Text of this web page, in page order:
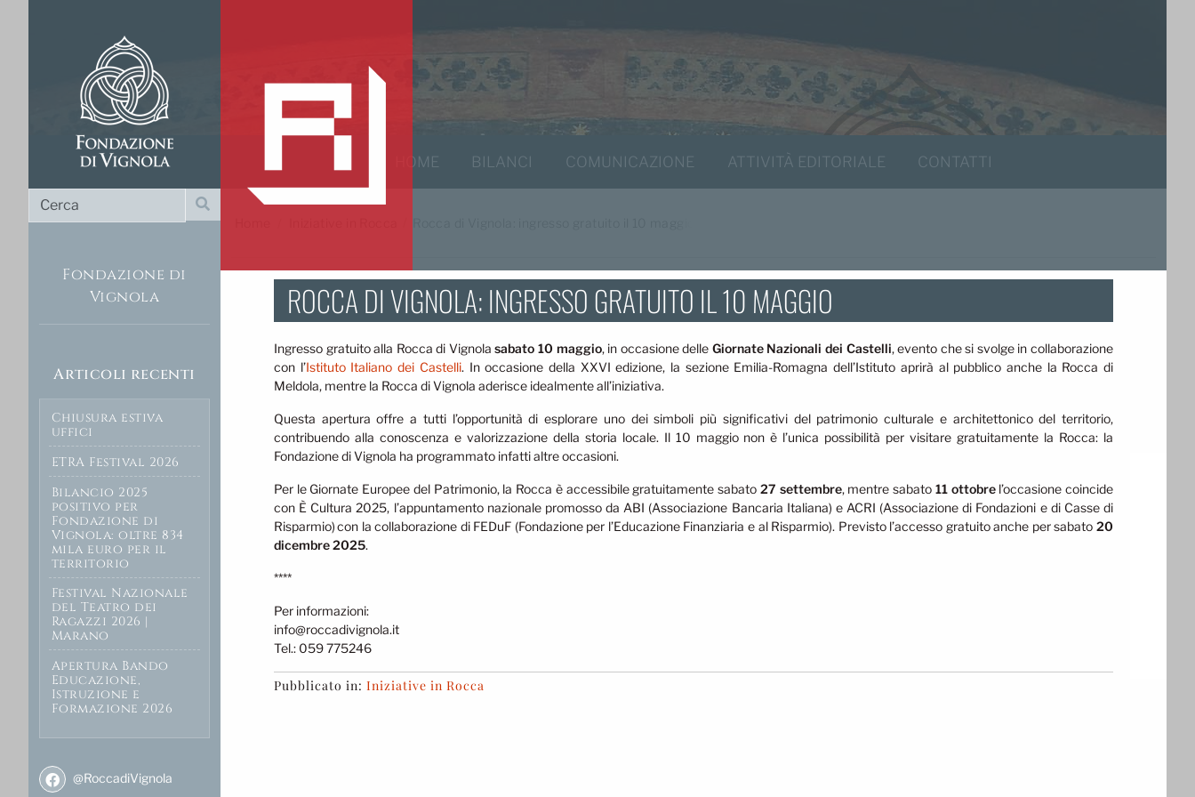
HOME BILANCI COMUNICAZIONE ATTIVITÀ EDITORIALE CONTATTI
Cerca
Fondazione di
Vignola
Articoli recenti
Chiusura estiva
uffici
ETRA Festival 2026
Bilancio 2025
positivo per
Fondazione di
Vignola: oltre 834
mila euro per il
territorio
Festival Nazionale
del Teatro dei
Ragazzi 2026 |
Marano
Apertura Bando
Educazione,
Istruzione e
Formazione 2026
@RoccadiVignola
ROCCA DI VIGNOLA: INGRESSO GRATUITO IL 10 MAGGIO
Ingresso gratuito alla Rocca di Vignolasabato 10 maggio, in occasione delle Giornate Nazionali dei Castelli, evento che si svolge in collaborazione
con l’Istituto Italiano dei Castelli. In occasione della XXVI edizione, la sezione Emilia-Romagna dell’Istituto aprirà al pubblico anche la Rocca di
Meldola, mentre la Rocca di Vignola aderisce idealmente all’iniziativa.
Questa apertura offre a tutti l’opportunità di esplorare uno dei simboli più significativi del patrimonio culturale e architettonico del territorio,
contribuendo alla conoscenza e valorizzazione della storia locale. Il 10 maggio non è l’unica possibilità per visitare gratuitamente la Rocca: la
Fondazione di Vignola ha programmato infatti altre occasioni.
Per le Giornate Europee del Patrimonio, la Rocca è accessibile gratuitamente sabato 27 settembre, mentre sabato 11 ottobrel’occasione coincide
con È Cultura 2025, l’appuntamento nazionale promosso da ABI (Associazione Bancaria Italiana) e ACRI (Associazione di Fondazioni e di Casse di
Risparmio) con la collaborazione di FEDuF (Fondazione per l’Educazione Finanziaria e al Risparmio). Previsto l’accesso gratuito anche per sabato 20
dicembre 2025.
****
Per informazioni:
info@roccadivignola.it
Tel.: 059 775246
Pubblicato in: Iniziative in Rocca